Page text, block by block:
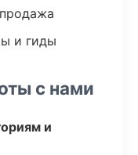
и гиды
с нами
и